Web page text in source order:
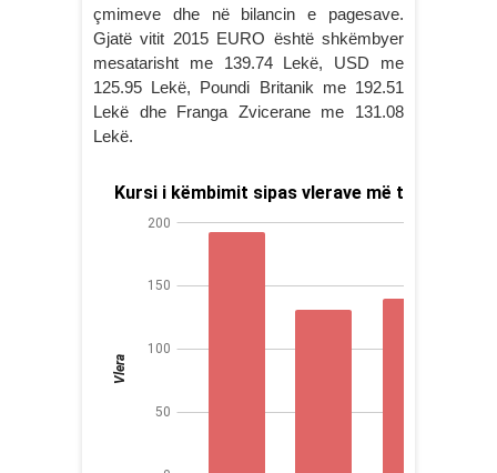
çmimeve dhe në bilancin e pagesave.
Gjatë vitit 2015 EURO është shkëmbyer
mesatarisht me 139.74 Lekë, USD me
125.95 Lekë, Poundi Britanik me 192.51
Lekë dhe Franga Zvicerane me 131.08
Lekë.